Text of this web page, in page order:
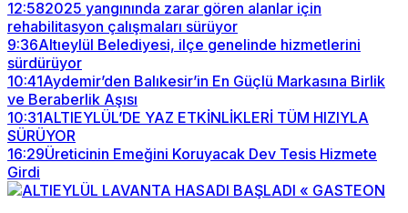
12:582025 yangınında zarar gören alanlar için
rehabilitasyon çalışmaları sürüyor
9:36Altıeylül Belediyesi, ilçe genelinde hizmetlerini
sürdürüyor
10:41Aydemir’den Balıkesir’in En Güçlü Markasına Birlik
ve Beraberlik Aşısı
10:31ALTIEYLÜL’DE YAZ ETKİNLİKLERİ TÜM HIZIYLA
SÜRÜYOR
16:29Üreticinin Emeğini Koruyacak Dev Tesis Hizmete
Girdi